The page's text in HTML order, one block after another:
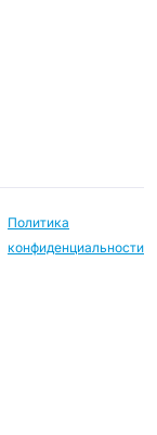
Политика
конфиденциальности